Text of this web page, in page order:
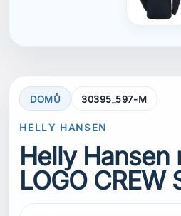
DOMŮ 30395_597-M
HELLY HANSEN
Helly Hansen
LOGO CREW